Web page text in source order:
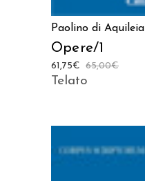
Paolino di Aquileia
Opere/1
65,00€
61,75€
Telato